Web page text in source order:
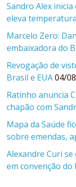
Sandro Alex
eleva
Marcelo Zero:
embaixadora do
Revogação de
Brasil e EUA 04/
Ratinho anuncia
chapão com
Mapa da Saúde
sobre emendas,
Alexandre Curi
em convenção do